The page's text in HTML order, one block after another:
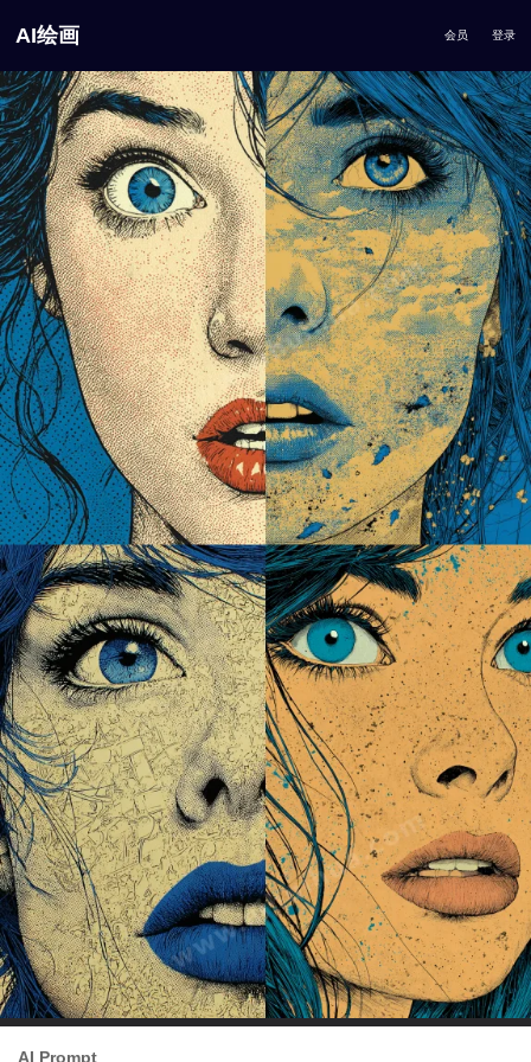
AI绘画 会员 登录
AI Prompt